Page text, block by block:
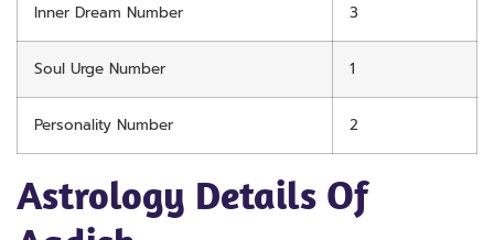
Inner Dream Number 3
Soul Urge Number 1
Personality Number 2
Astrology Details Of